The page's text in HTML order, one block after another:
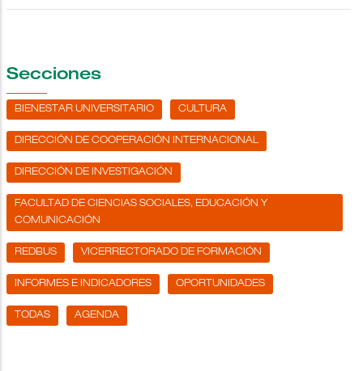
Secciones
BIENESTAR UNIVERSITARIO CULTURA
DIRECCIÓN DE COOPERACIÓN INTERNACIONAL
DIRECCIÓN DE INVESTIGACIÓN
FACULTAD DE CIENCIAS SOCIALES, EDUCACIÓN Y
COMUNICACIÓN
REDBUS VICERRECTORADO DE FORMACIÓN
INFORMES E INDICADORES OPORTUNIDADES
TODAS AGENDA